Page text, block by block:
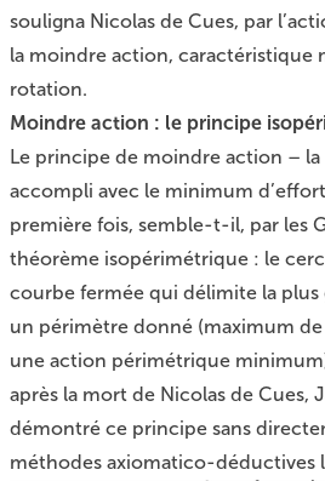
souligna Nicolas de Cues, par
la moindre action, caractéristique
rotation.
Moindre action : le principe
Le principe de moindre action –
accompli avec le minimum
première fois, semble-t-il, par les
théorème isopérimétrique : le
courbe fermée qui délimite la plus
un périmètre donné (maximum
une action périmétrique
après la mort de Nicolas de Cues,
démontré ce principe sans
méthodes axiomatico-déductives